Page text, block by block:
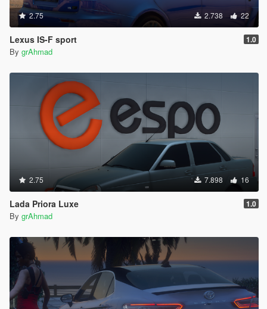
2.75 2.738 22
Lexus IS-F sport 1.0
By grAhmad
2.75 7.898 16
Lada Priora Luxe 1.0
By grAhmad